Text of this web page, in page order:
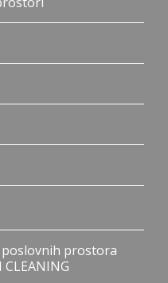
prostora